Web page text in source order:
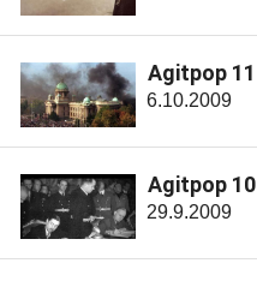
Agitpop 11
6.10.2009
Agitpop 10
29.9.2009